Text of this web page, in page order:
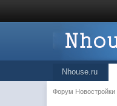
Nhouse.ru
Форум Новостройки